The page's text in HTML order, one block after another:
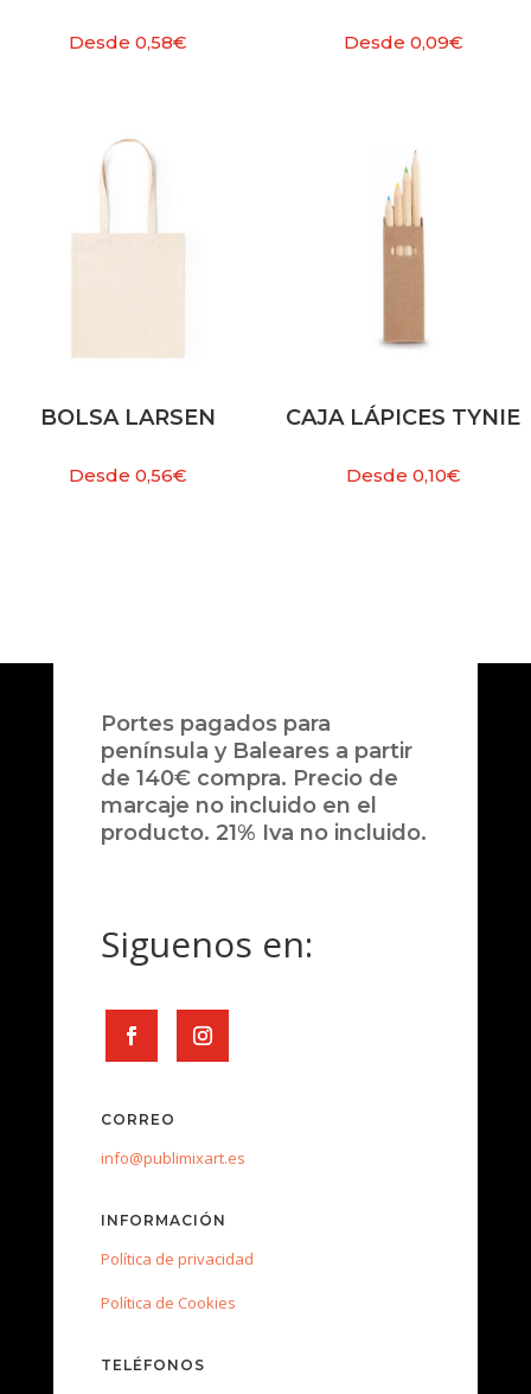
Desde 0,58€ Desde 0,09€
BOLSA LARSEN
Desde 0,56€
CAJA LÁPICES TYNIE
Desde 0,10€
Portes pagados para
península y Baleares a partir
de 140€ compra. Precio de
marcaje no incluido en el
producto. 21% Iva no incluido.
Siguenos en:
CORREO
info@publimixart.es
INFORMACIÓN
Política de privacidad
Política de Cookies
TELÉFONOS